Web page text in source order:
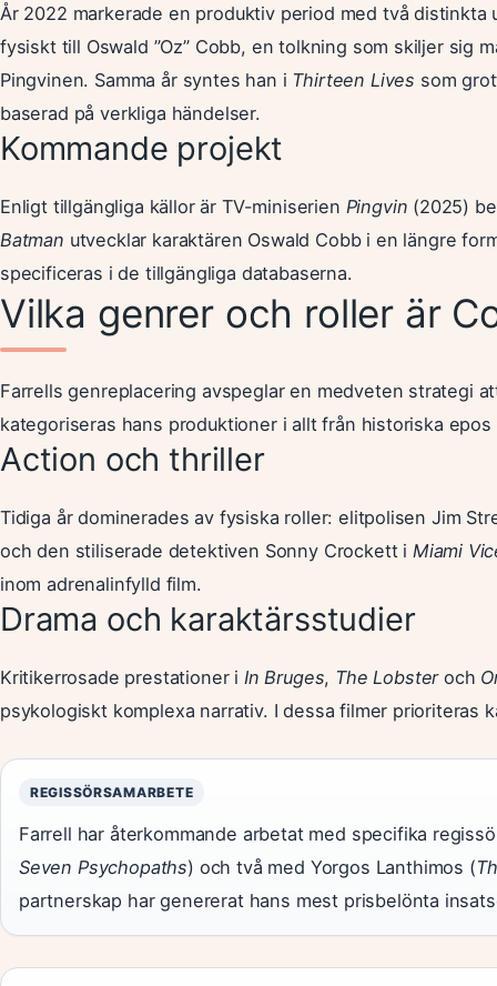
År 2022 markerade en produktiv period med två distinkta
fysiskt till Oswald ”Oz” Cobb, en tolkning som skiljer sig
Pingvinen. Samma år syntes han i Thirteen Lives som
baserad på verkliga händelser.
Kommande projekt
Enligt tillgängliga källor är TV-miniserien Pingvin (2025)
Batman utvecklar karaktären Oswald Cobb i en längre
specificeras i de tillgängliga databaserna.
Vilka genrer och roller är
Farrells genreplacering avspeglar en medveten strategi
kategoriseras hans produktioner i allt från historiska
Action och thriller
Tidiga år dominerades av fysiska roller: elitpolisen Jim
och den stiliserade detektiven Sonny Crockett i Miami
inom adrenalinfylld film.
Drama och karaktärsstudier
Kritikerrosade prestationer i In Bruges, The Lobsteroch
psykologiskt komplexa narrativ. I dessa filmer prioriteras
REGISSÖRSAMARBETE
Farrell har återkommande arbetat med specifika
Seven Psychopaths) och två med Yorgos Lanthimos (
partnerskap har genererat hans mest prisbelönta